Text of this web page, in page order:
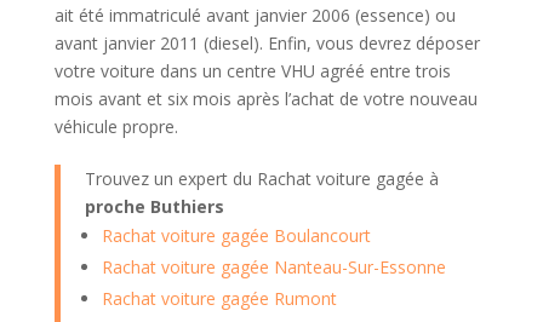
ait été immatriculé avant janvier 2006 (essence) ou
avant janvier 2011 (diesel). Enfin, vous devrez déposer
votre voiture dans un centre VHU agréé entre trois
mois avant et six mois après l’achat de votre nouveau
véhicule propre.
Trouvez un expert du Rachat voiture gagée à
proche Buthiers
Rachat voiture gagée Boulancourt
Rachat voiture gagée Nanteau-Sur-Essonne
Rachat voiture gagée Rumont